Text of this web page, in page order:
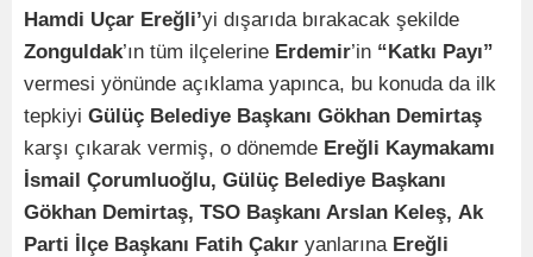
Hamdi Uçar Ereğli’yi dışarıda bırakacak şekilde
Zonguldak’ın tüm ilçelerine Erdemir’in “Katkı Payı”
vermesi yönünde açıklama yapınca, bu konuda da ilk
tepkiyi Gülüç Belediye Başkanı Gökhan Demirtaş
karşı çıkarak vermiş, o dönemde Ereğli Kaymakamı
İsmail Çorumluoğlu, Gülüç Belediye Başkanı
Gökhan Demirtaş, TSO Başkanı Arslan Keleş, Ak
Parti İlçe Başkanı Fatih Çakır yanlarına Ereğli